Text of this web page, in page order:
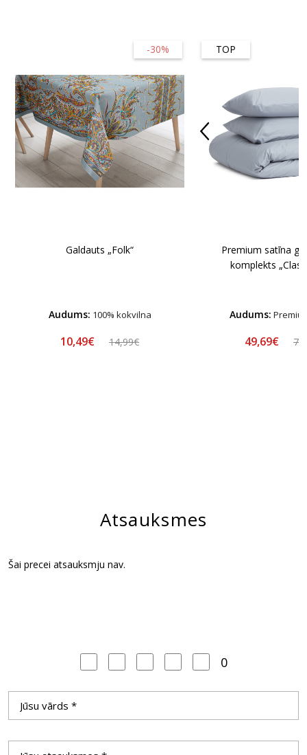
-30%
Galdauts „Folk“
Audums: 100% kokvilna
10,49€ 14,99€
TOP
Premium satīna
komplekts
Audums:
49,69€
Atsauksmes
Šai precei atsauksmju nav.
0